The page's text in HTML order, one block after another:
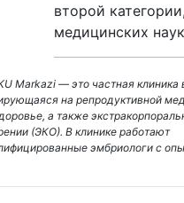
второй
медицинских наук
Markazi — это частная клиника
на репродуктивной
а также
(ЭКО). В клинике работают
эмбриологи с